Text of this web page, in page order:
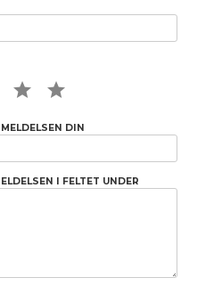
4 STAR5 STAR
DIN
I FELTET UNDER